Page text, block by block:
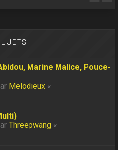
Marine Malice, Pouce-
Melodieux «
Threepwang «